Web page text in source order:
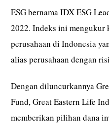
ESG bernama IDX ESG
2022. Indeks ini mengukur
perusahaan di Indonesia
alias perusahaan dengan
Dengan diluncurkannya
Fund, Great Eastern Life
memberikan pilihan dana